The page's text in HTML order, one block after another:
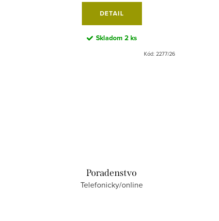
DETAIL
Skladom 2 ks
Kód: 2277/26
Poradenstvo
Telefonicky/online